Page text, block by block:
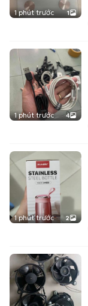
1 phút trước 1
1 phút trước 4
1 phút trước 2